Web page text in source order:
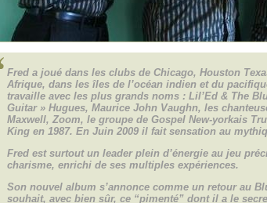
Fred a joué dans les clubs de Chicago, Houston
Afrique, dans les îles de l’océan indien et du
travaille avec les plus grands noms : Lil’Ed & The
Guitar » Hugues, Maurice John Vaughn, les
Maxwell, Zoom, le groupe de Gospel New-yorkais
King en 1987. En Juin 2009 il fait sensation au
Fred est surtout un leader plein d’énergie au jeu
charisme, enrichi de ses multiples expériences.
Son nouvel album s’annonce comme un retour au
souhait, avec bien sûr, ce “pimenté” dont il a le